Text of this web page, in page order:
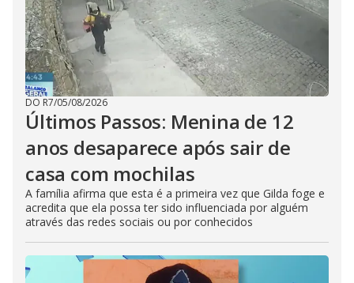
DO R7/05/08/2026
Últimos Passos: Menina de 12
anos desaparece após sair de
casa com mochilas
A família afirma que esta é a primeira vez que Gilda foge e
acredita que ela possa ter sido influenciada por alguém
através das redes sociais ou por conhecidos